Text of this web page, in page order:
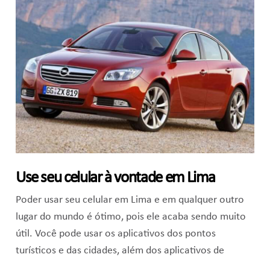
Use seu celular à vontade em Lima
Poder usar seu celular em Lima e em qualquer outro
lugar do mundo é ótimo, pois ele acaba sendo muito
útil. Você pode usar os aplicativos dos pontos
turísticos e das cidades, além dos aplicativos de